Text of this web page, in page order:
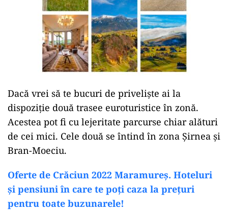
Dacă vrei să te bucuri de priveliște ai la
dispoziție două trasee euroturistice în zonă.
Acestea pot fi cu lejeritate parcurse chiar alături
de cei mici. Cele două se întind în zona Șirnea și
Bran-Moeciu.
Oferte de Crăciun 2022 Maramureș. Hoteluri
și pensiuni în care te poți caza la prețuri
pentru toate buzunarele!